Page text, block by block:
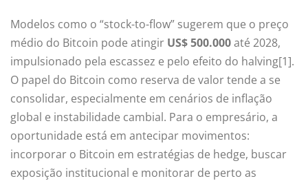
Modelos como o “stock-to-flow” sugerem que o preço
médio do Bitcoin pode atingir US$ 500.000até 2028,
impulsionado pela escassez e pelo efeito do halving[1].
O papel do Bitcoin como reserva de valor tende a se
consolidar, especialmente em cenários de inflação
global e instabilidade cambial. Para o empresário, a
oportunidade está em antecipar movimentos:
incorporar o Bitcoin em estratégias de hedge, buscar
exposição institucional e monitorar de perto as